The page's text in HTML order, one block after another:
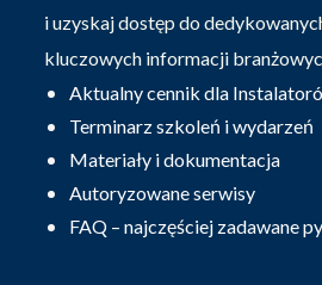
i uzyskaj dostęp do
kluczowych informacji
Aktualny cennik dla
Terminarz szkoleń i wydarzeń
Materiały i dokumentacja
Autoryzowane serwisy
FAQ – najczęściej zadawane